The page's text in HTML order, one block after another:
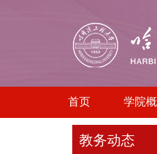
首页 学院
教务动态